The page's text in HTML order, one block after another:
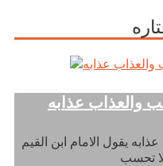
والعذاب عذابه
يقول الامام ابن القيم